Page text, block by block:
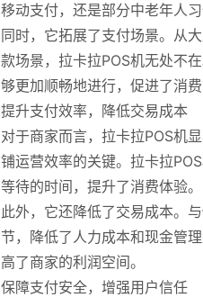
移动支付，还是部分中老年人
同时，它拓展了支付场景。从
款场景，拉卡拉POS机无处不
够更加顺畅地进行，促进了消费
提升支付效率，降低交易成本
对于商家而言，拉卡拉POS机
铺运营效率的关键。拉卡拉
等待的时间，提升了消费体验。
此外，它还降低了交易成本。
节，降低了人力成本和现金管
高了商家的利润空间。
保障支付安全，增强用户信任